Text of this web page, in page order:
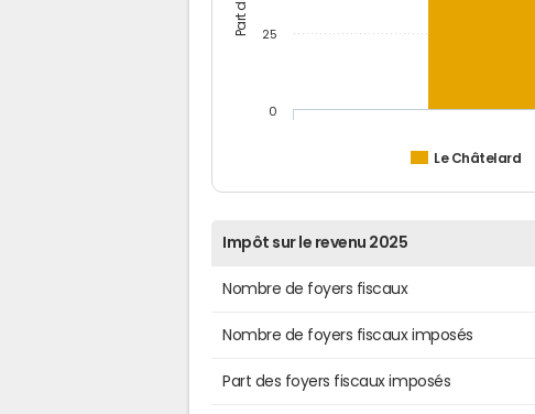
Le Châtelard
0
25
Impôt sur le revenu 2025
Nombre de foyers fiscaux
Nombre de foyers fiscaux imposés
Part des foyers fiscaux imposés